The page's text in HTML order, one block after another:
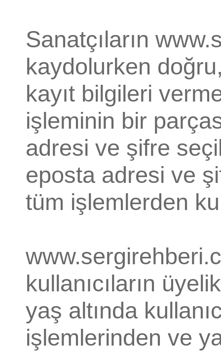
Sanatçıların
kaydolurken
kayıt bilgileri
işleminin bir
adresi ve şifre
eposta adresi ve
tüm işlemlerden
kullanıcıların
yaş altında
işlemlerinden ve